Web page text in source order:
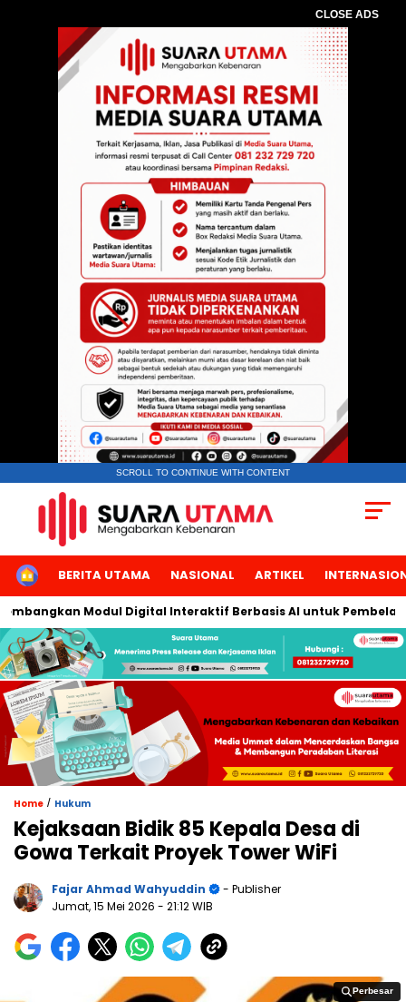
CLOSE ADS
SCROLL TO CONTINUE WITH CONTENT
HOMEBERITA UTAMA NASIONAL ARTIKEL
Modul Digital Interaktif Berbasis AI untuk
Home / Hukum
Kejaksaan Bidik 85 Kepala Desa di
Gowa Terkait Proyek Tower WiFi
Fajar Ahmad Wahyuddin
- Publisher
Jumat, 15 Mei 2026 - 21:12 WIB
Perbesar
Perbesar